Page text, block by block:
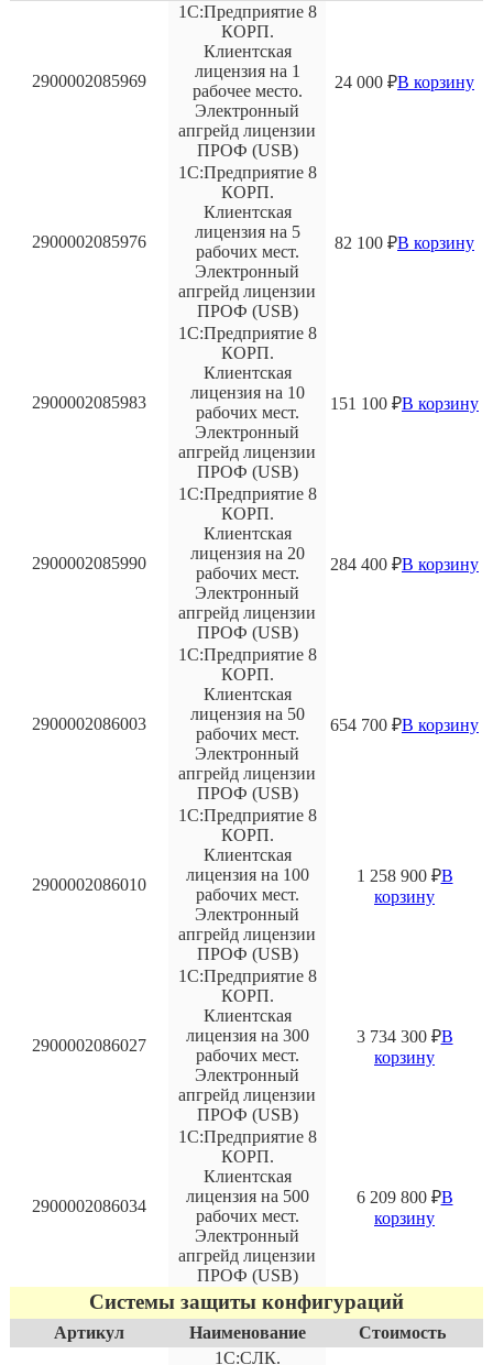
2900002085969
1С:Предприятие 8
КОРП.
Клиентская
лицензия на 1
рабочее место.
Электронный
апгрейд лицензии
ПРОФ (USB)
24 000 ₽В корзину
2900002085976
1С:Предприятие 8
КОРП.
Клиентская
лицензия на 5
рабочих мест.
Электронный
апгрейд лицензии
ПРОФ (USB)
82 100 ₽В корзину
2900002085983
1С:Предприятие 8
КОРП.
Клиентская
лицензия на 10
рабочих мест.
Электронный
апгрейд лицензии
ПРОФ (USB)
151 100 ₽В корзину
2900002085990
1С:Предприятие 8
КОРП.
Клиентская
лицензия на 20
рабочих мест.
Электронный
апгрейд лицензии
ПРОФ (USB)
284 400 ₽В корзину
2900002086003
1С:Предприятие 8
КОРП.
Клиентская
лицензия на 50
рабочих мест.
Электронный
апгрейд лицензии
ПРОФ (USB)
654 700 ₽В корзину
2900002086010
1С:Предприятие 8
КОРП.
Клиентская
лицензия на 100
рабочих мест.
Электронный
апгрейд лицензии
ПРОФ (USB)
1 258 900 ₽В
корзину
2900002086027
1С:Предприятие 8
КОРП.
Клиентская
лицензия на 300
рабочих мест.
Электронный
апгрейд лицензии
ПРОФ (USB)
3 734 300 ₽В
корзину
2900002086034
1С:Предприятие 8
КОРП.
Клиентская
лицензия на 500
рабочих мест.
Электронный
апгрейд лицензии
ПРОФ (USB)
6 209 800 ₽В
корзину
Системы защиты конфигураций
Артикул Наименование Стоимость
1С:СЛК.